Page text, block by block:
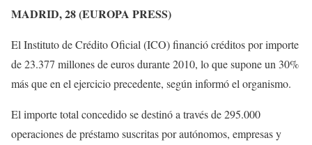
MADRID, 28 (EUROPA PRESS)
El Instituto de Crédito Oficial (ICO) financió créditos por importe
de 23.377 millones de euros durante 2010, lo que supone un 30%
más que en el ejercicio precedente, según informó el organismo.
El importe total concedido se destinó a través de 295.000
operaciones de préstamo suscritas por autónomos, empresas y